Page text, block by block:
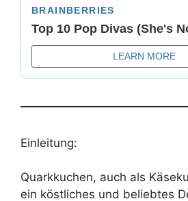
Einleitung:
Quarkkuchen, auch als
ein köstliches und beliebtes